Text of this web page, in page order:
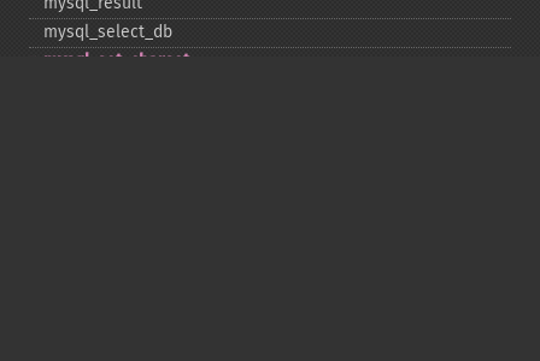
mysql_​select_​db
mysql_​set_​charset